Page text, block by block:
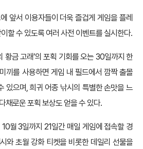
앞서 이용자들이 더욱 즐겁게 게임을 플레
할 수 있도록 여러 사전 이벤트를 실시한다.
황금 고래’의 포획 기회를 오는 30일까지 한
끼를 사용하면 게임 내 필드에서 깜짝 출몰
있으며, 희귀 어종 낚시의 특별한 손맛을 느
채로운 포획 보상도 얻을 수 있다.
월 3일까지 21일간 매일 게임에 접속할 경
와 초월 강화 티켓을 비롯한 데일리 선물을